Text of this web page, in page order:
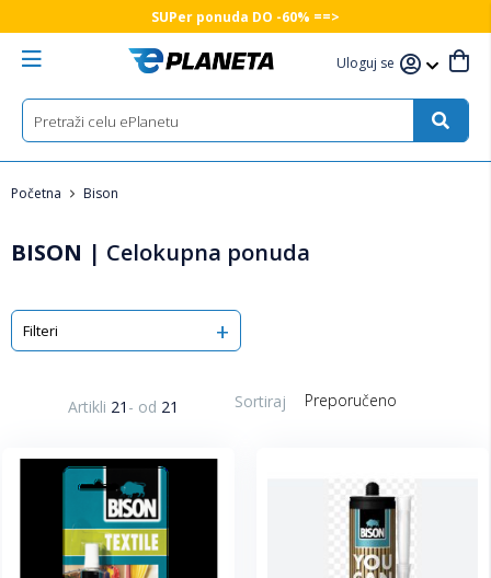
SUPer ponuda DO -60% ==>
Uloguj se
Početna Bison
BISON | Celokupna ponuda
Filteri
Artikli 21 - od 21 Sortiraj